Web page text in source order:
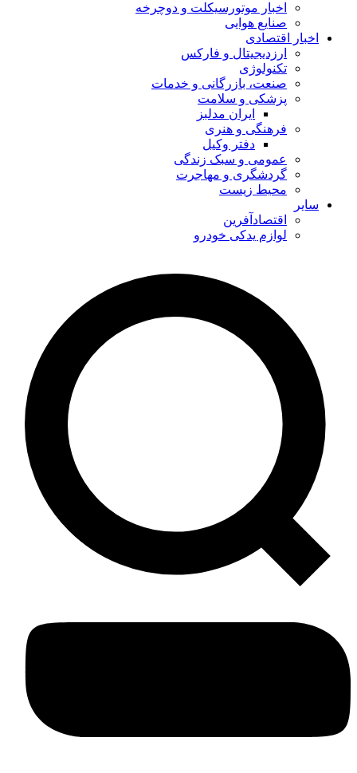
اخبار موتورسیکلت و دوچرخه
صنایع هوایی
اخبار اقتصادی
ارزدیجیتال و فارکس
تکنولوژی
صنعت، بازرگانی و خدمات
پزشکی و سلامت
ایران مدلبز
فرهنگی و هنری
دفتر وکیل
عمومی و سبک زندگی
گردشگری و مهاجرت
محیط زیست
سایر
اقتصادآفرین
لوازم یدکی خودرو